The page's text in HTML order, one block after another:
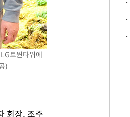
트윈타워에
)
회장, 조주